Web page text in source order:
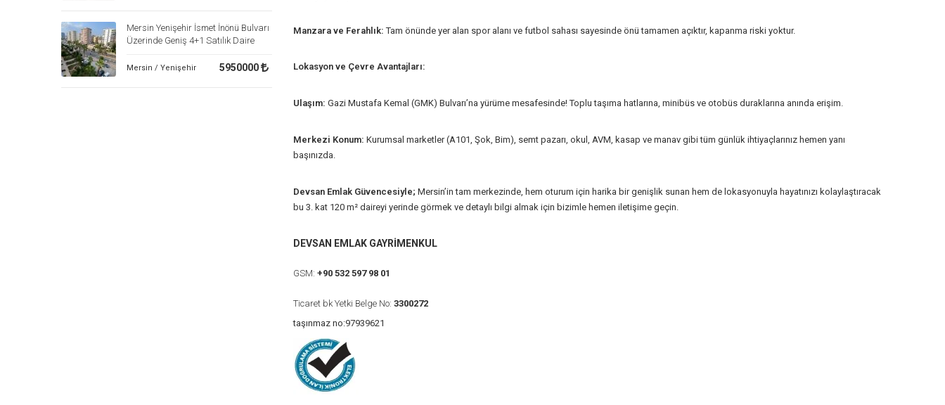
Manzara ve Ferahlık: Tam önünde yer alan spor alanı ve futbol sahası sayesinde önü tamamen açıktır, kapanma riski yoktur.
Lokasyon ve Çevre Avantajları:
Ulaşım: Gazi Mustafa Kemal (GMK) Bulvarı’na yürüme mesafesinde! Toplu taşıma hatlarına, minibüs ve otobüs duraklarına anında erişim.
Merkezi Konum: Kurumsal marketler (A101, Şok, Bim), semt pazarı, okul, AVM, kasap ve manav gibi tüm günlük ihtiyaçlarınız hemen yanı
başınızda.
Devsan Emlak Güvencesiyle; Mersin’in tam merkezinde, hem oturum için harika bir genişlik sunan hem de lokasyonuyla hayatınızı kolaylaştıracak
bu 3. kat 120 m² daireyi yerinde görmek ve detaylı bilgi almak için bizimle hemen iletişime geçin.
DEVSAN EMLAK GAYRİMENKUL
GSM: +90 532 597 98 01
Ticaret bk Yetki Belge No: 3300272
taşınmaz no:97939621
Mersin Yenişehir İsmet İnönü Bulvarı
Üzerinde Geniş 4+1 Satılık Daire
Mersin / Yenişehir 5950000